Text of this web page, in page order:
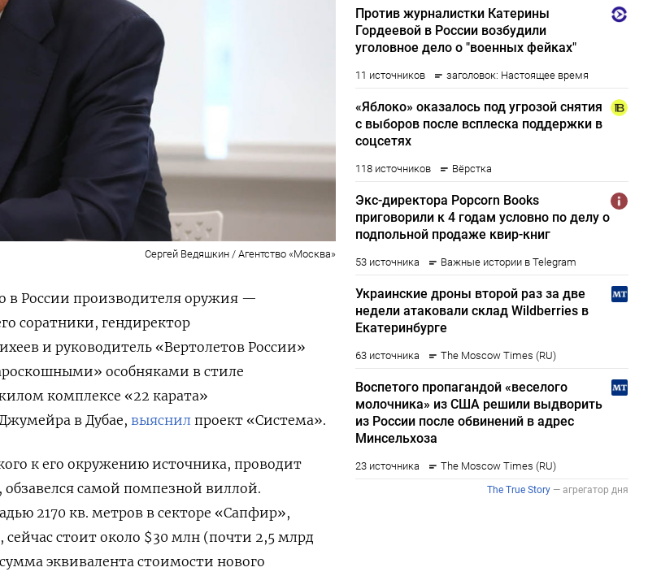
Сергей Ведяшкин / Агентство «Москва»
в России производителя оружия —
соратники, гендиректор
и руководитель «Вертолетов России»
особняками в стиле
комплексе «22 карата»
в Дубае, выяснил проект «Система».
к его окружению источника, проводит
самой помпезной виллой.
2170 кв. метров в секторе «Сапфир»,
стоит около $30 млн (почти 2,5 млрд
эквивалента стоимости нового